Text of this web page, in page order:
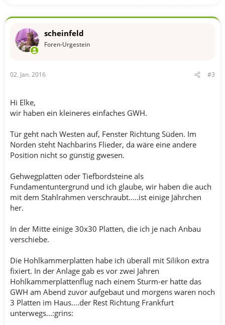
scheinfeld
Foren-Urgestein
02. Jan. 2016 #3
Hi Elke,
wir haben ein kleineres einfaches GWH.
Tür geht nach Westen auf, Fenster Richtung Süden. Im
Norden steht Nachbarins Flieder, da wäre eine andere
Position nicht so günstig gwesen.
Gehwegplatten oder Tiefbordsteine als
Fundamentuntergrund und ich glaube, wir haben die auch
mit dem Stahlrahmen verschraubt.....ist einige Jährchen
her.
In der Mitte einige 30x30 Platten, die ich je nach Anbau
verschiebe.
Die Hohlkammerplatten habe ich überall mit Silikon extra
fixiert. In der Anlage gab es vor zwei Jahren
Hohlkammerplattenflug nach einem Sturm-er hatte das
GWH am Abend zuvor aufgebaut und morgens waren noch
3 Platten im Haus....der Rest Richtung Frankfurt
unterwegs...:grins: